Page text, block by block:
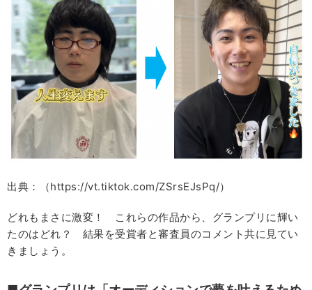
出典：（https://vt.tiktok.com/ZSrsEJsPq/）
どれもまさに激変！ これらの作品から、グランプリに輝い
たのはどれ？ 結果を受賞者と審査員のコメント共に見てい
きましょう。